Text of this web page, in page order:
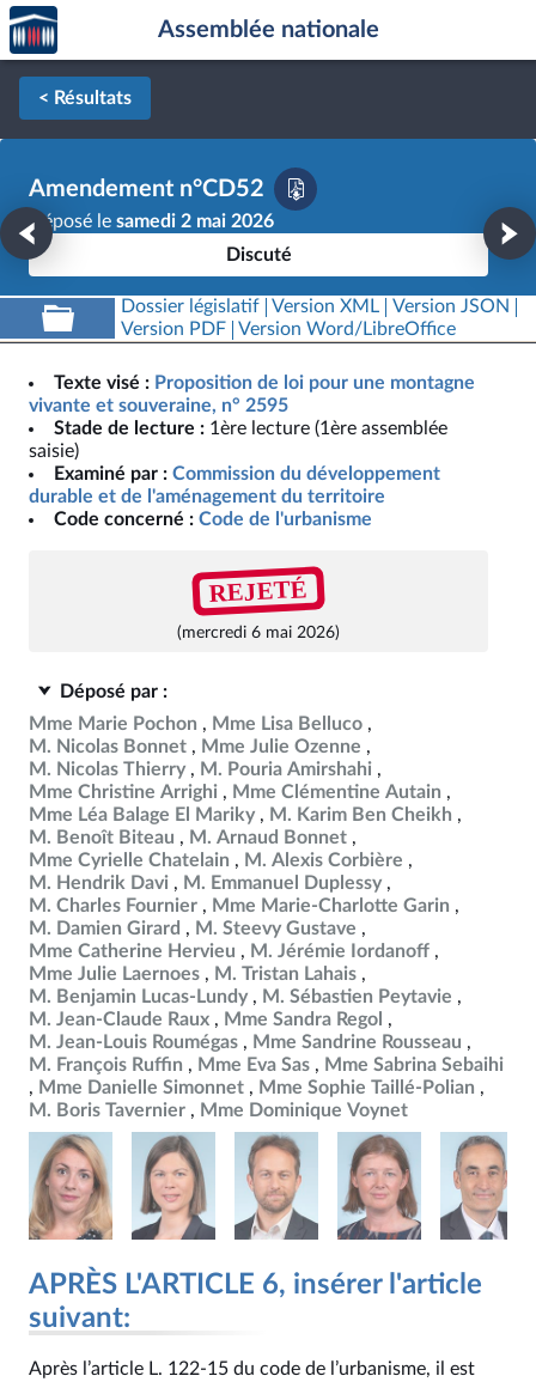
Aller au contenu
Aller en bas de la page
Accèder
à la
page
d'accueil
Assemblée nationale
< Résultats
Amendement n°CD52
Déposé le samedi 2 mai 2026
Discuté
Dossier législatif Version XML
Version JSON
Version PDF
Version Word/LibreOffice
Texte visé : Proposition de loi pour une montagne
vivante et souveraine, n° 2595
Stade de lecture : 1ère lecture (1ère assemblée
saisie)
Examiné par : Commission du développement
durable et de l'aménagement du territoire
Code concerné : Code de l'urbanisme
REJETÉ
(mercredi 6 mai 2026)
Déposé par :
Mme Marie Pochon
Mme Lisa Belluco
M. Nicolas Bonnet
Mme Julie Ozenne
M. Nicolas Thierry
M. Pouria Amirshahi
Mme Christine Arrighi
Mme Clémentine Autain
Mme Léa Balage El Mariky
M. Karim Ben Cheikh
M. Benoît Biteau
M. Arnaud Bonnet
Mme Cyrielle Chatelain
M. Alexis Corbière
M. Hendrik Davi
M. Emmanuel Duplessy
M. Charles Fournier
Mme Marie-Charlotte Garin
M. Damien Girard
M. Steevy Gustave
Mme Catherine Hervieu
M. Jérémie Iordanoff
Mme Julie Laernoes
M. Tristan Lahais
M. Benjamin Lucas-Lundy
M. Sébastien Peytavie
M. Jean-Claude Raux
Mme Sandra Regol
M. Jean-Louis Roumégas
Mme Sandrine Rousseau
M. François Ruffin
Mme Eva Sas
Mme Sabrina Sebaihi
Mme Danielle Simonnet
Mme Sophie Taillé-Polian
M. Boris Tavernier
Mme Dominique Voynet
APRÈS L'ARTICLE 6, insérer l'article
suivant:
Après l’article L. 122‑15 du code de l’urbanisme, il est